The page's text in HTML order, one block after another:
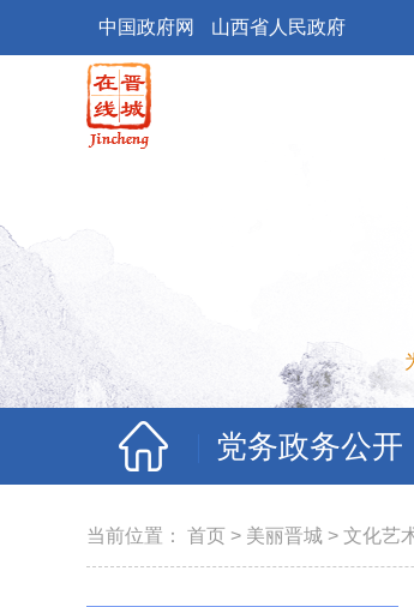
中国政府网 山西省人民政府
党务政务公开
当前位置： 首页 > 美丽晋城 > 文化艺